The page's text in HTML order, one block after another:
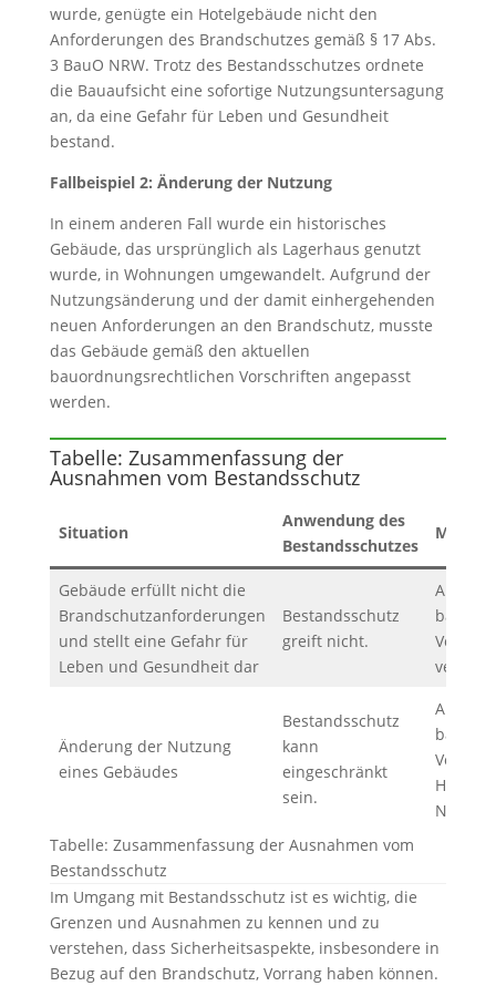
wurde, genügte ein Hotelgebäude nicht den
Anforderungen des Brandschutzes gemäß § 17 Abs.
3 BauO NRW. Trotz des Bestandsschutzes ordnete
die Bauaufsicht eine sofortige Nutzungsuntersagung
an, da eine Gefahr für Leben und Gesundheit
bestand.
Fallbeispiel 2: Änderung der Nutzung
In einem anderen Fall wurde ein historisches
Gebäude, das ursprünglich als Lagerhaus genutzt
wurde, in Wohnungen umgewandelt. Aufgrund der
Nutzungsänderung und der damit einhergehenden
neuen Anforderungen an den Brandschutz, musste
das Gebäude gemäß den aktuellen
bauordnungsrechtlichen Vorschriften angepasst
werden.
Tabelle: Zusammenfassung der
Ausnahmen vom Bestandsschutz
Situation
Anwendung des
Bestandsschutzes
Gebäude erfüllt nicht die
Brandschutzanforderungen
und stellt eine Gefahr für
Leben und Gesundheit dar
Bestandsschutz
greift nicht.
Änderung der Nutzung
eines Gebäudes
Bestandsschutz
kann
eingeschränkt
sein.
Tabelle: Zusammenfassung der Ausnahmen vom
Bestandsschutz
Im Umgang mit Bestandsschutz ist es wichtig, die
Grenzen und Ausnahmen zu kennen und zu
verstehen, dass Sicherheitsaspekte, insbesondere in
Bezug auf den Brandschutz, Vorrang haben können.